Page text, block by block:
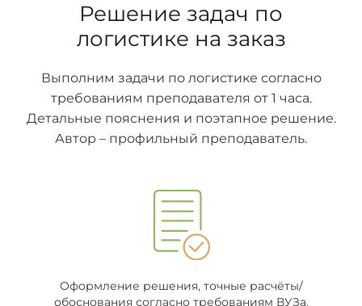
Решение задач по
логистике на заказ
Выполним задачи по логистике согласно
требованиям преподавателя от 1 часа.
Детальные пояснения и поэтапное решение.
Автор – профильный преподаватель.
Оформление решения, точные расчёты/
обоснования согласно требованиям ВУЗа.